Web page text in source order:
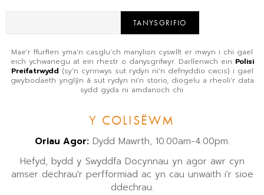
TANYSGRIFIO
Mae'r ffurflen yma'n casglu'ch manylion cyswllt er mwyn i chi gael
eich ychwanegu at ein rhestr o danysgrifwyr. Darllenwch ein Polisi
Preifatrwydd (sy'n cynnwys sut rydyn ni'n defnyddio cwcis) i gael
gwybodaeth ynglŷn â sut rydyn ni'n storio, diogelu a rheoli'r data
sydd gyda ni amdanoch chi.
Y COLISËWM
Oriau Agor:Dydd Mawrth, 10.00am-4.00pm.
Hefyd, bydd y Swyddfa Docynnau yn agor awr cyn
amser dechrau'r perfformiad ac yn cau unwaith i'r sioe
ddechrau.